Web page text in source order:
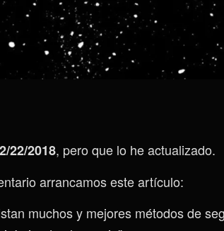
22/2018, pero que lo he actualizado.
arrancamos este artículo:
muchos y mejores métodos de